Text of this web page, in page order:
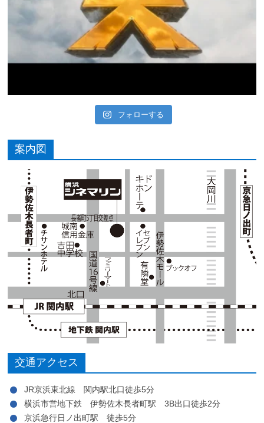
フォローする
案内図
交通アクセス
JR京浜東北線 関内駅北口徒歩5分
横浜市営地下鉄 伊勢佐木長者町駅 3B出口徒歩2分
京浜急行日ノ出町駅 徒歩5分